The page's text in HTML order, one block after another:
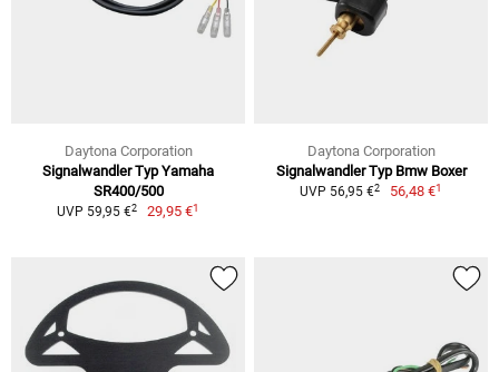
Daytona Corporation
Signalwandler Typ Yamaha
SR400/500
UVP 59,95 €2 29,95 €1
Daytona Corporation
Signalwandler Typ Bmw Boxer
UVP 56,95 €2 56,48 €1